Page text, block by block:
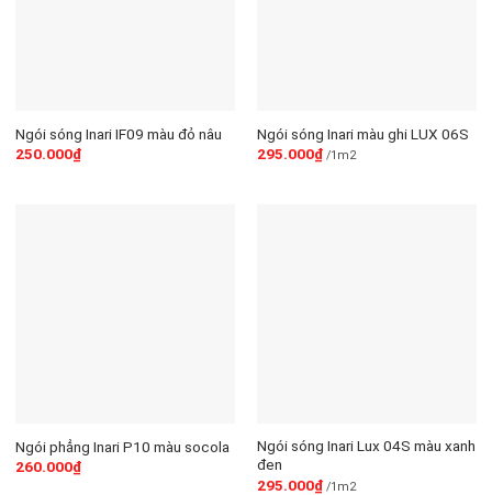
Ngói sóng Inari IF09 màu đỏ nâu
250.000₫
Ngói sóng Inari màu ghi LUX 06S
295.000₫/1m2
Ngói phẳng Inari P10 màu socola
260.000₫
Ngói sóng Inari Lux 04S màu xanh
đen
295.000₫/1m2